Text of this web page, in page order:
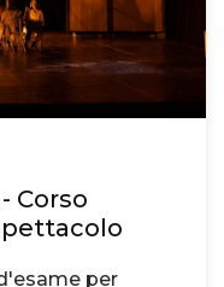
Corso
per